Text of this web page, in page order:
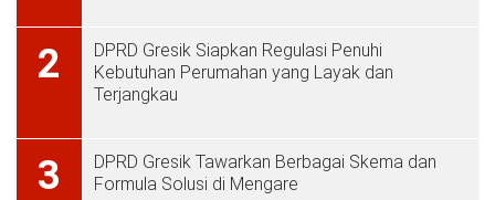
2
DPRD Gresik Siapkan Regulasi Penuhi
Kebutuhan Perumahan yang Layak dan
Terjangkau
3
DPRD Gresik Tawarkan Berbagai Skema dan
Formula Solusi di Mengare